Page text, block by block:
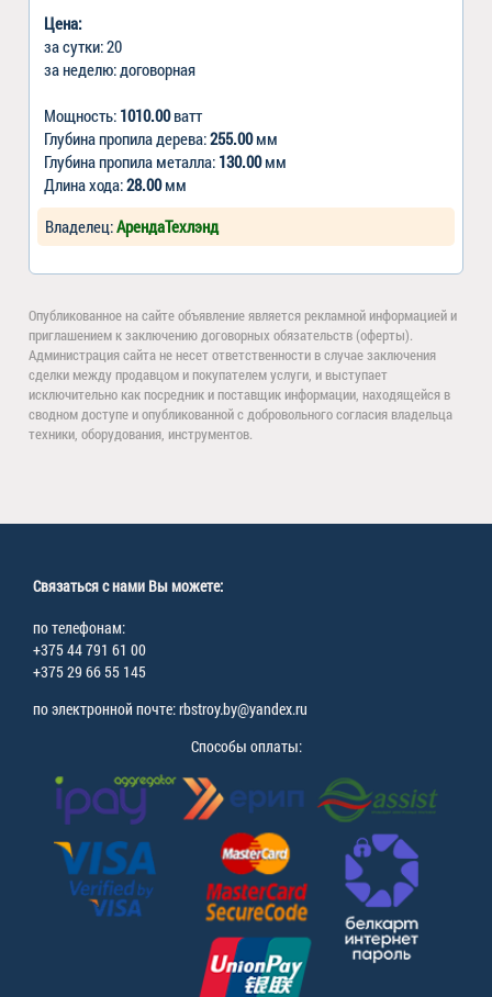
Цена:
за сутки: 20
за неделю: договорная
Мощность: 1010.00ватт
Глубина пропила дерева:255.00мм
Глубина пропила металла: 130.00мм
Длина хода:28.00мм
Владелец:АрендаТехлэнд
Опубликованное на сайте объявление является рекламной информацией и
приглашением к заключению договорных обязательств (оферты).
Администрация сайта не несет ответственности в случае заключения
сделки между продавцом и покупателем услуги, и выступает
исключительно как посредник и поставщик информации, находящейся в
сводном доступе и опубликованной с добровольного согласия владельца
техники, оборудования, инструментов.
Связаться с нами Вы можете:
по телефонам:
+375 44 791 61 00
+375 29 66 55 145
по электронной почте: rbstroy.by@yandex.ru
Способы оплаты: